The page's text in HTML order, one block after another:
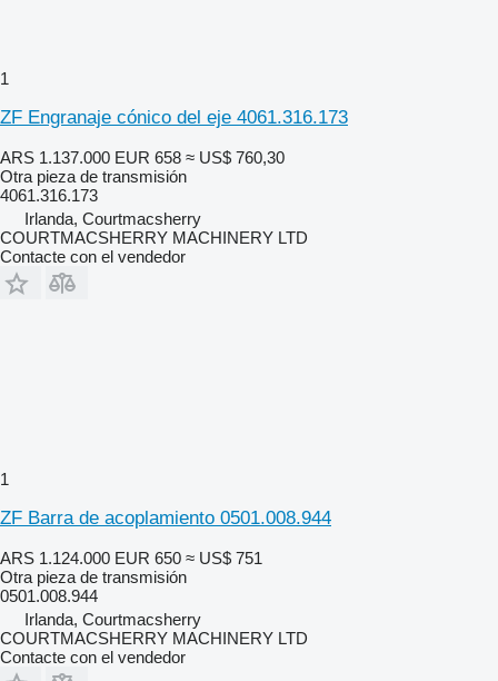
1
ZF Engranaje cónico del eje 4061.316.173
ARS 1.137.000 EUR 658 ≈ US$ 760,30
Otra pieza de transmisión
4061.316.173
Irlanda, Courtmacsherry
COURTMACSHERRY MACHINERY LTD
Contacte con el vendedor
1
ZF Barra de acoplamiento 0501.008.944
ARS 1.124.000 EUR 650 ≈ US$ 751
Otra pieza de transmisión
0501.008.944
Irlanda, Courtmacsherry
COURTMACSHERRY MACHINERY LTD
Contacte con el vendedor